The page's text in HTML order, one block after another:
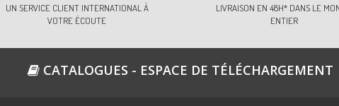
UN SERVICE CLIENT INTERNATIONAL À
VOTRE ÉCOUTE
LIVRAISON EN 48H* DANS LE
ENTIER
CATALOGUES - ESPACE DE TÉLÉCHARGEMENT